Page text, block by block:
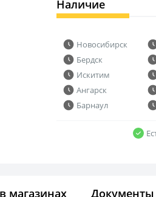
Наличие
Новосибирск
Бердск
Искитим
Ангарск
Барнаул
магазинах Документы